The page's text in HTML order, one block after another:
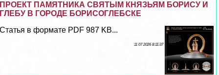
ПРОЕКТ ПАМЯТНИКА СВЯТЫМ КНЯЗЬЯМ БОРИСУ И
ГЛЕБУ В ГОРОДЕ БОРИСОГЛЕБСКЕ
Статья в формате PDF 987 KB...
11 07 2026 8:11:37